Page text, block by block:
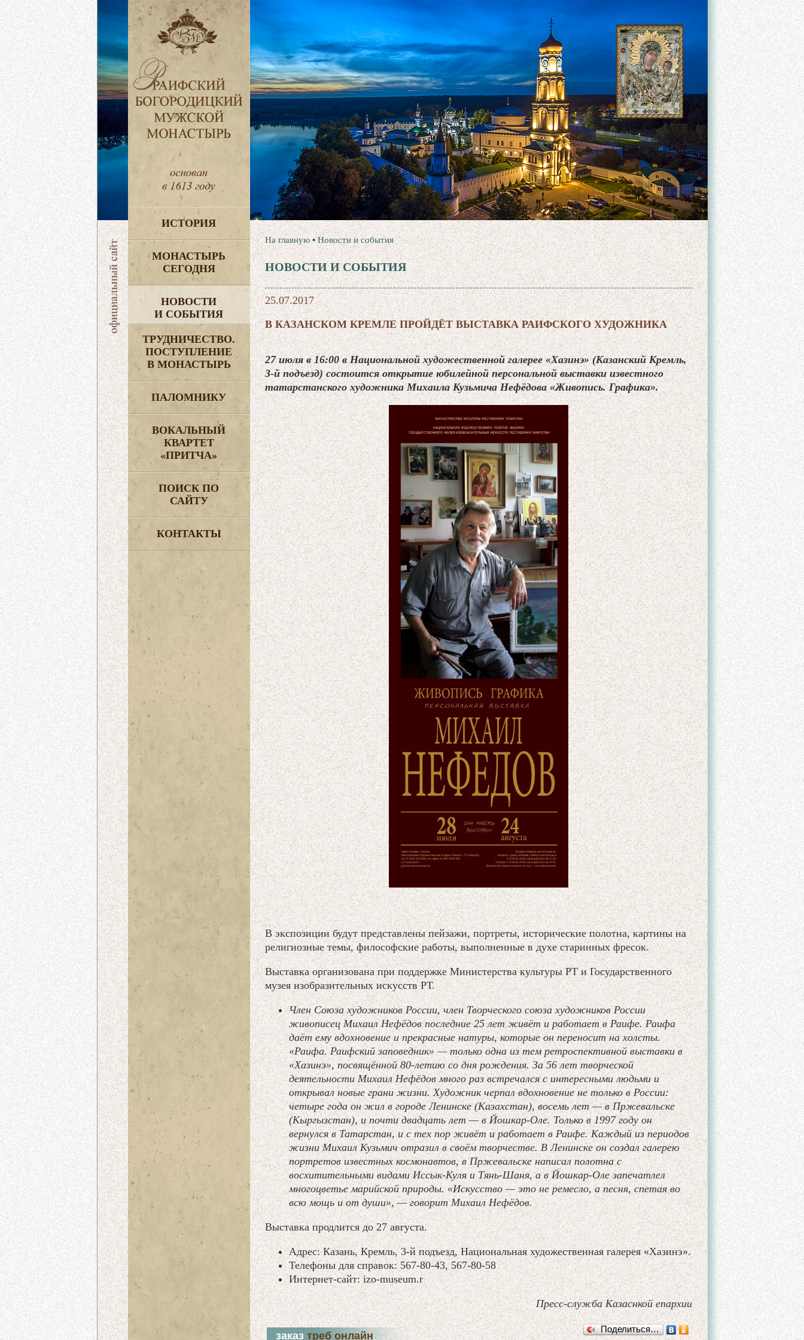
ИСТОРИЯ
МОНАСТЫРЬ
СЕГОДНЯ
НОВОСТИ
И СОБЫТИЯ
ТРУДНИЧЕСТВО.
ПОСТУПЛЕНИЕ
В МОНАСТЫРЬ
ПАЛОМНИКУ
ВОКАЛЬНЫЙ
КВАРТЕТ
«ПРИТЧА»
ПОИСК ПО
САЙТУ
КОНТАКТЫ
На главную •Новости и события
НОВОСТИ И СОБЫТИЯ
25.07.2017
В КАЗАНСКОМ КРЕМЛЕ ПРОЙДЁТ ВЫСТАВКА РАИФСКОГО ХУДОЖНИКА
27 июля в 16:00 в Национальной художественной галерее «Хазинэ» (Казанский Кремль,
3-й подъезд) состоится открытие юбилейной персональной выставки известного
татарстанского художника Михаила Кузьмича Нефёдова «Живопись. Графика».
В экспозиции будут представлены пейзажи, портреты, исторические полотна, картины на
религиозные темы, философские работы, выполненные в духе старинных фресок.
Выставка организована при поддержке Министерства культуры РТ и Государственного
музея изобразительных искусств РТ.
Член Союза художников России, член Творческого союза художников России
живописец Михаил Нефёдов последние 25 лет живёт и работает в Раифе. Раифа
даёт ему вдохновение и прекрасные натуры, которые он переносит на холсты.
«Раифа. Раифский заповедник» — только одна из тем ретроспективной выставки в
«Хазинэ», посвящённой 80-летию со дня рождения. За 56 лет творческой
деятельности Михаил Нефёдов много раз встречался с интересными людьми и
открывал новые грани жизни. Художник черпал вдохновение не только в России:
четыре года он жил в городе Ленинске (Казахстан), восемь лет — в Пржевальске
(Кыргызстан), и почти двадцать лет — в Йошкар-Оле. Только в 1997 году он
вернулся в Татарстан, и с тех пор живёт и работает в Раифе. Каждый из периодов
жизни Михаил Кузьмич отразил в своём творчестве. В Ленинске он создал галерею
портретов известных космонавтов, в Пржевальске написал полотна с
восхитительными видами Иссык-Куля и Тянь-Шаня, а в Йошкар-Оле запечатлел
многоцветье марийской природы. «Искусство — это не ремесло, а песня, спетая во
всю мощь и от души», — говорит Михаил Нефёдов.
Выставка продлится до 27 августа.
Адрес: Казань, Кремль, 3-й подъезд, Национальная художественная галерея «Хазинэ».
Телефоны для справок: 567-80-43, 567-80-58
Интернет-сайт: izo-museum.r
Пресс-служба Казаснкой епархии
заказ треб онлайн
Поделиться…